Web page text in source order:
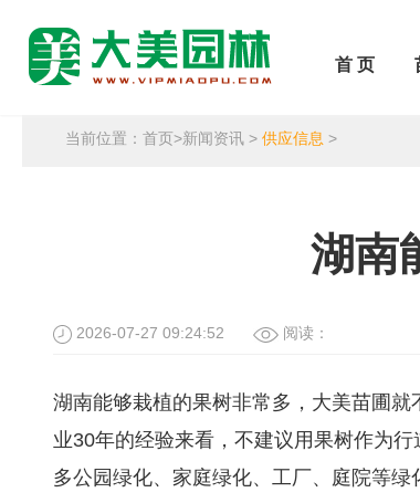
首 页
当前位置：首页>新闻资讯 >供应信息 >
湖南
2026-07-27 09:24:52 阅读：
湖南能够栽植的果树非常多，大美苗圃
业30年的经验来看，不建议用果树作为
多公园绿化、家庭绿化、工厂、庭院等绿